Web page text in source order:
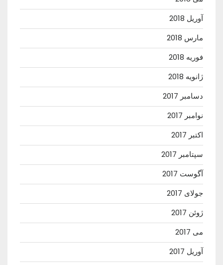
آوریل 2018
مارس 2018
فوریه 2018
ژانویه 2018
دسامبر 2017
نوامبر 2017
اکتبر 2017
سپتامبر 2017
آگوست 2017
جولای 2017
ژوئن 2017
می 2017
آوریل 2017